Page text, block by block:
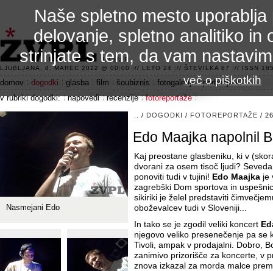
3.2 alfa R
LJUBLJANA, 8. MAREC 2022 @ 00:00 :// LETO 24 :// ŠTEVILKA 67 :// ISSN
domov dogodki glasba film šoubiznis fotogalerije
področje 42
v rubriki dogodki:
napovedi recenzije fotoreportaže
/ DOGODKI / FOTOREPORTAŽE /
Edo Maajka napolnil
Kaj preostane glasbeniku, ki v
dvorani za osem tisoč ljudi?
ponoviti tudi v tujini! Edo Maajka je
zagrebški Dom sportova in
sikiriki je želel predstaviti
oboževalcev tudi v Sloveniji...
In tako se je zgodil veliki koncert
njegovo veliko presenečenje pa se
Tivoli, ampak v prodajalni. Dobro,
zanimivo prizorišče za koncerte, v
znova izkazal za morda malce
Nasmejani Edo
Naše spletno mesto
delovanje, spletno analitiko in
strinjate s tem, da vam
več o piškotkih